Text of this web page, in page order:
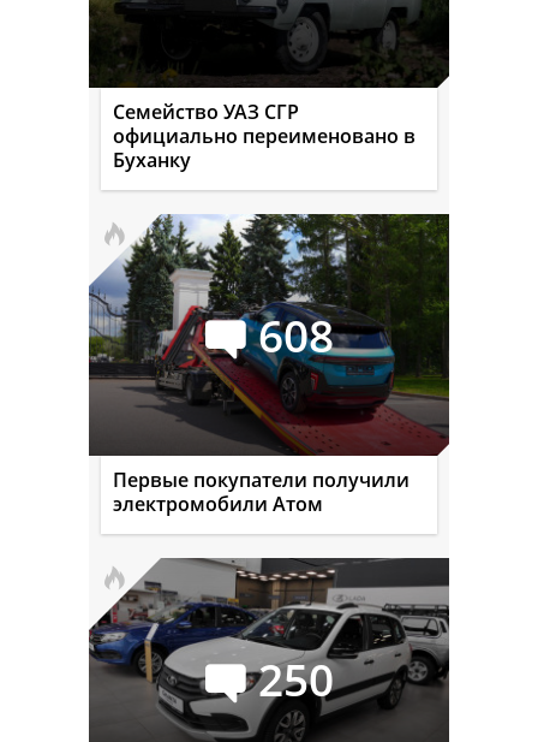
Семейство УАЗ СГР
официально переименовано в
Буханку
608
Первые покупатели получили
электромобили Атом
250